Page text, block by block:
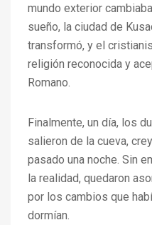
mundo exterior
sueño, la ciudad de
transformó, y el
religión reconocida y
Romano.
Finalmente, un día, los
salieron de la cueva,
pasado una noche. Sin
la realidad, quedaron
por los cambios que
dormían.